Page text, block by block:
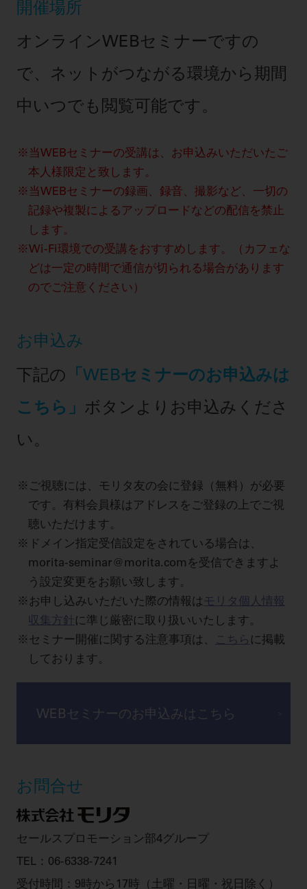
開催場所
オンラインWEBセミナーですの
で、ネットがつながる環境から期間
中いつでも閲覧可能です。
当WEBセミナーの受講は、お申込みいただいたご
本人様限定と致します。
当WEBセミナーの録画、録音、撮影など、一切の
記録や複製によるアップロードなどの配信を禁止
します。
Wi-Fi環境での受講をおすすめします。（カフェな
どは一定の時間で通信が切られる場合があります
のでご注意ください）
お申込み
下記の 「WEBセミナーのお申込みは
こちら」 ボタンよりお申込みくださ
い。
ご視聴には、モリタ友の会に登録（無料）が必要
です。有料会員様はアドレスをご登録の上でご視
聴いただけます。
ドメイン指定受信設定をされている場合は、
morita-seminar@morita.comを受信できますよ
う設定変更をお願い致します。
お申し込みいただいた際の情報はモリタ個人情報
収集方針に準じ厳密に取り扱いいたします。
セミナー開催に関する注意事項は、 こちら に掲載
しております。
WEBセミナーのお申込みはこちら
お問合せ
セールスプロモーション部4グループ
TEL： 06-6338-7241
受付時間：9時から17時（土曜・日曜・祝日除く）